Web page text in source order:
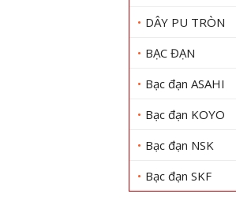
DÂY PU TRÒN
BẠC ĐẠN
Bạc đạn ASAHI
Bạc đạn KOYO
Bạc đạn NSK
Bạc đạn SKF